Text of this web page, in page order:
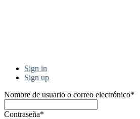
Sign in
Sign up
Nombre de usuario o correo electrónico*
Contraseña*